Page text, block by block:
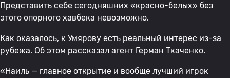
Представить себе сегодняшних «красно-белых» без
этого опорного хавбека невозможно.
Как оказалось, к Умярову есть реальный интерес из-за
рубежа. Об этом рассказал агент Герман Ткаченко.
«Наиль — главное открытие и вообще лучший игрок